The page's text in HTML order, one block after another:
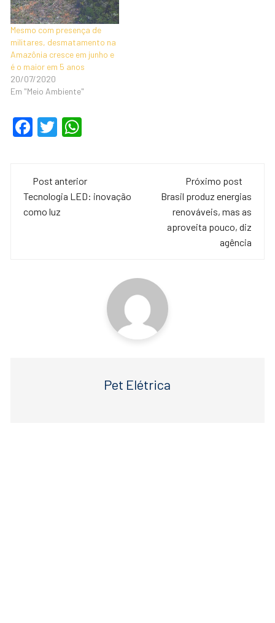
Mesmo com presença de
militares, desmatamento na
Amazônia cresce em junho e
é o maior em 5 anos
20/07/2020
Em "Meio Ambiente"
F
e
b
T
er s
A
Navegação
de
Post anterior
Tecnologia LED: inovação
como luz
Próximo post
Brasil produz energias
renováveis, mas as
aproveita pouco, diz
agência
Pet Elétrica